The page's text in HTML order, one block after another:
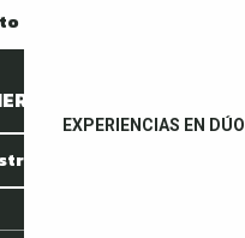
EXPERIENCIAS EN DÚO
NADA.
boletín